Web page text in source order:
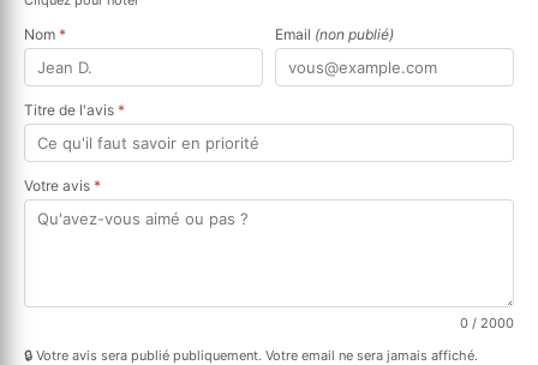
Nom * Email (non publié)
Titre de l'avis *
Votre avis *
0 / 2000
🔒 Votre avis sera publié publiquement. Votre email ne sera jamais affiché.